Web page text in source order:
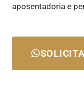
aposentadoria e